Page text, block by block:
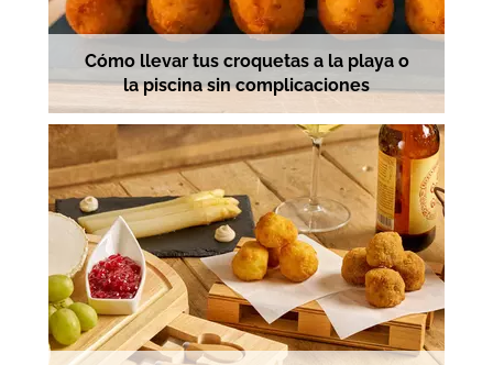
Cómo llevar tus croquetas a la playa o
la piscina sin complicaciones